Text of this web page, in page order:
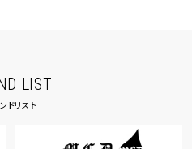
LIST
ドリスト